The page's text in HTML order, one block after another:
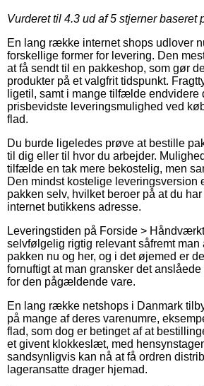
Vurderet til 4.3 ud af 5 stjerner baseret
En lang række internet shops udlover
forskellige former for levering. Den
at få sendt til en pakkeshop, som gør
produkter på et valgfrit tidspunkt.
ligetil, samt i mange tilfælde endvidere
prisbevidste leveringsmulighed ved
flad.
Du burde ligeledes prøve at bestille
til dig eller til hvor du arbejder.
tilfælde en tak mere bekostelig, men
Den mindst kostelige leveringsversion
pakken selv, hvilket beroer på at du
internet butikkens adresse.
Leveringstiden på Forside >
selvfølgelig rigtig relevant såfremt man
pakken nu og her, og i det øjemed er
fornuftigt at man gransker det
for den pågældende vare.
En lang række netshops i Danmark
på mange af deres varenumre,
flad, som dog er betinget af at
et givent klokkeslæt, med
sandsynligvis kan nå at få ordren
lageransatte drager hjemad.